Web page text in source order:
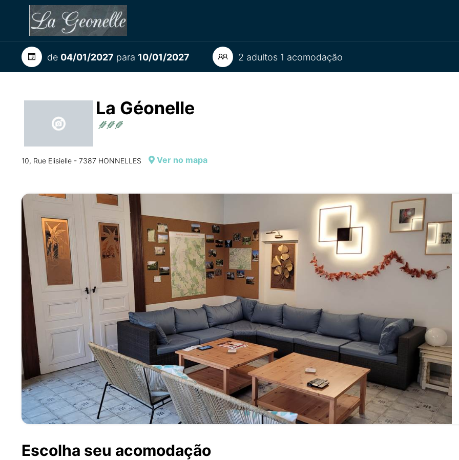
de 04/01/2027 para 10/01/2027 2 adultos 1 acomodação
La Géonelle
10, Rue Elisielle - 7387 HONNELLES Ver no mapa
Escolha seu acomodação